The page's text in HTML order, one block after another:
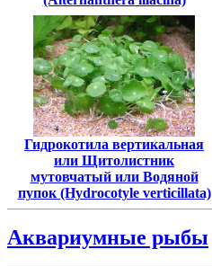
Гидрокотила вертикальная
или Щитолистник
мутовчатый или Водяной
пупок (Hydrocotyle verticillata)
Аквариумные рыбы